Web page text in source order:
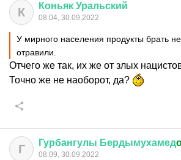
К Коньяк Уральский
08:04, 30.09.2022
У мирного населения продукты брать
отравили.
Отчего же так, их же от злых
Точно же не наоборот, да?
Г Гурбангулы Бердымухамед
08:09, 30.09.2022